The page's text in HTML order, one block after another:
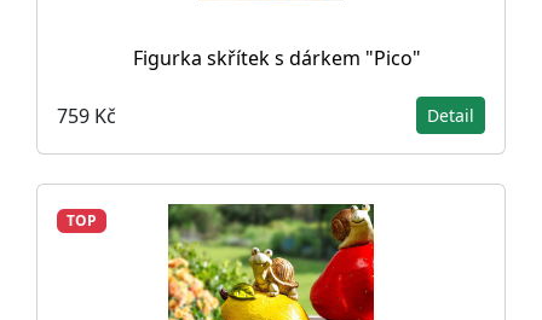
Figurka skřítek s dárkem "Pico"
759 Kč Detail
TOP